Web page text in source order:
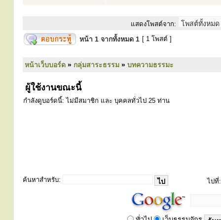
แสดงโพสต์จาก:
หน้า 1 จากทั้งหมด 1 [ 1 โพสต์ ]
หน้าเว็บบอร์ด » กลุ่มสาระธรรม » บทความธรรมะ
ผู้ใช้งานขณะนี้
กำลังดูบอร์ดนี้: ไม่มีสมาชิก และ บุคคลทั่วไป 25 ท่าน
ค้นหาสำหรับ: ไปที่: